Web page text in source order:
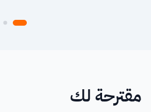
مقترحة لك